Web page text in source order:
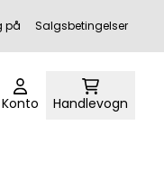
på Salgsbetingelser
Konto Handlevogn